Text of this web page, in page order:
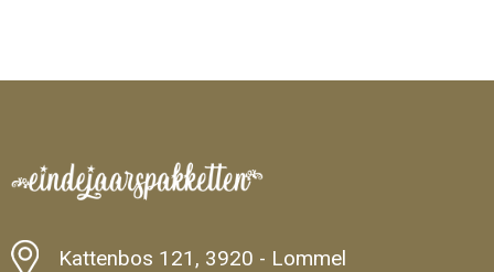
Kattenbos 121, 3920 - Lommel